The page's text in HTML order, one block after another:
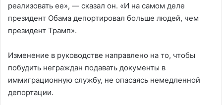
реализовать ее», — сказал он. «И на самом деле
президент Обама депортировал больше людей, чем
президент Трамп».
Изменение в руководстве направлено на то, чтобы
побудить неграждан подавать документы в
иммиграционную службу, не опасаясь немедленной
депортации.